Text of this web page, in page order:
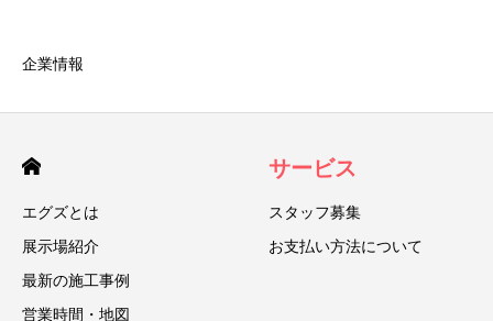
企業情報
エグズとは
展示場紹介
最新の施工事例
営業時間・地図
サービス
スタッフ募集
お支払い方法について